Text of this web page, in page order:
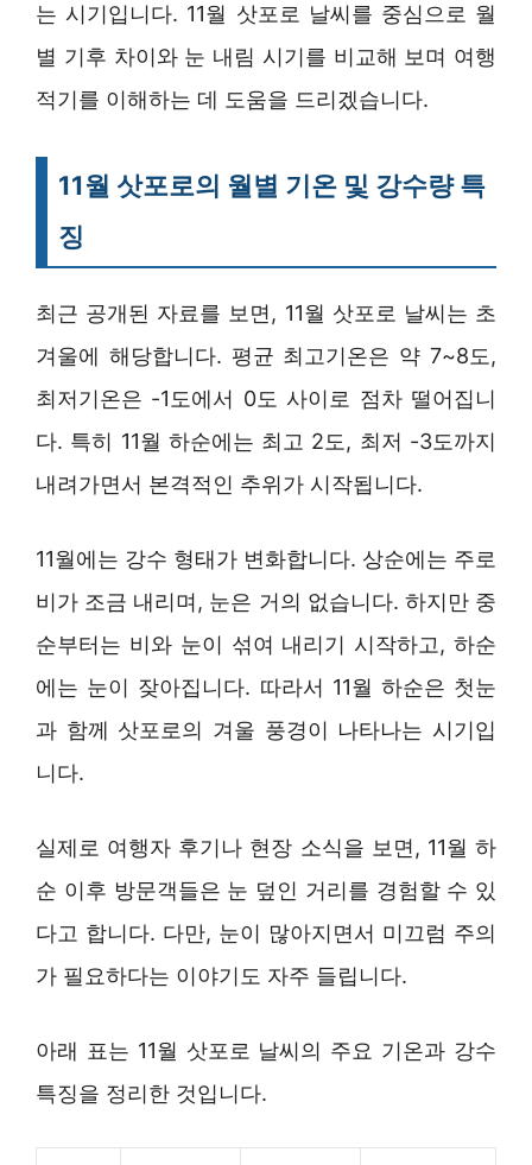
는 시기입니다. 11월 삿포로 날씨를 중심으로 월
별 기후 차이와 눈 내림 시기를 비교해 보며 여행
적기를 이해하는 데 도움을 드리겠습니다.
11월 삿포로의 월별 기온 및 강수량 특
징
최근 공개된 자료를 보면, 11월 삿포로 날씨는 초
겨울에 해당합니다. 평균 최고기온은 약 7~8도,
최저기온은 -1도에서 0도 사이로 점차 떨어집니
다. 특히 11월 하순에는 최고 2도, 최저 -3도까지
내려가면서 본격적인 추위가 시작됩니다.
11월에는 강수 형태가 변화합니다. 상순에는 주로
비가 조금 내리며, 눈은 거의 없습니다. 하지만 중
순부터는 비와 눈이 섞여 내리기 시작하고, 하순
에는 눈이 잦아집니다. 따라서 11월 하순은 첫눈
과 함께 삿포로의 겨울 풍경이 나타나는 시기입
니다.
실제로 여행자 후기나 현장 소식을 보면, 11월 하
순 이후 방문객들은 눈 덮인 거리를 경험할 수 있
다고 합니다. 다만, 눈이 많아지면서 미끄럼 주의
가 필요하다는 이야기도 자주 들립니다.
아래 표는 11월 삿포로 날씨의 주요 기온과 강수
특징을 정리한 것입니다.